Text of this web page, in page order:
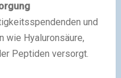
und
wie Hyaluronsäure,
Peptiden versorgt.